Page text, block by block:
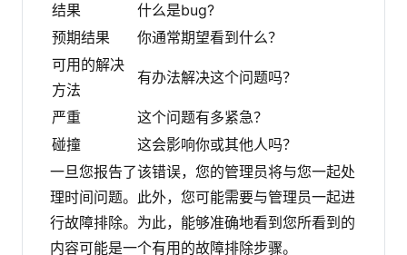
结果
什么是bug?
预期结果
你通常期望看到什么？
可用的解决
方法
有办法解决这个问题吗？
严重
这个问题有多紧急？
碰撞
这会影响你或其他人吗？
一旦您报告了该错误，您的管理员将与您一起处
理时间问题。此外，您可能需要与管理员一起进
行故障排除。为此，能够准确地看到您所看到的
内容可能是一个有用的故障排除步骤。